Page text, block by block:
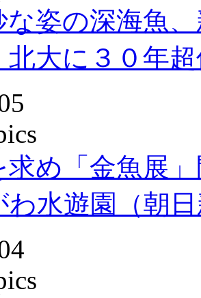
な姿の深海魚
北大に３０年
求め「金魚展
わ水遊園（朝